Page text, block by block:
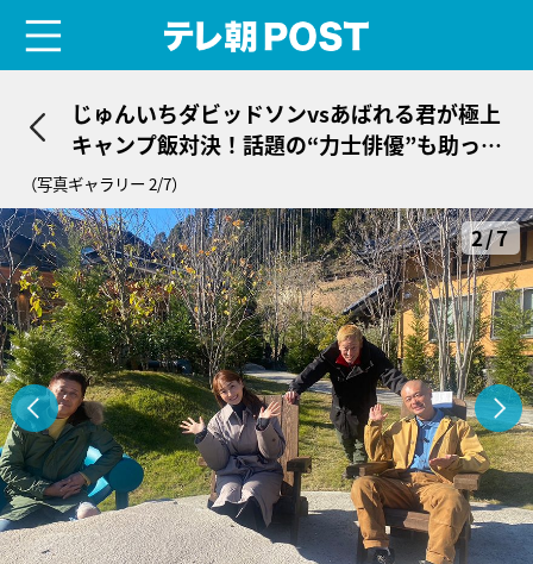
じゅんいちダビッドソンvsあばれる君が極上
キャンプ飯対決！話題の“力士俳優”も助っ人
参戦
（写真ギャラリー 2/7）
2/7